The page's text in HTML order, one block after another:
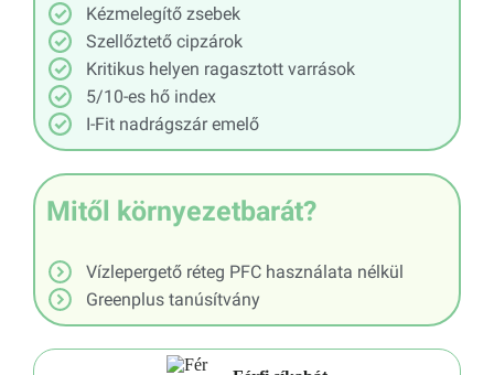
Kézmelegítő zsebek
Szellőztető cipzárok
Kritikus helyen ragasztott varrások
5/10-es hő index
I-Fit nadrágszár emelő
Mitől környezetbarát?
Vízlepergető réteg PFC használata nélkül
Greenplus tanúsítvány